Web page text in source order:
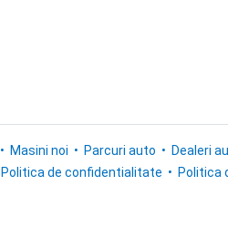
Masini noi Parcuri auto Dealeri
Politica de confidentialitate Politica